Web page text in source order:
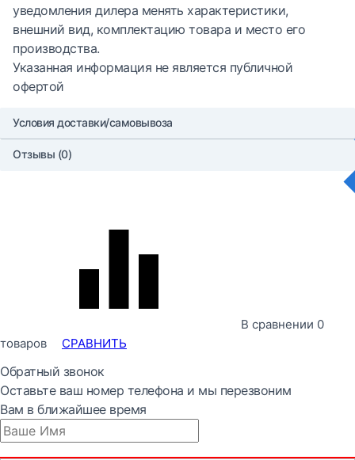
уведомления дилера менять характеристики,
внешний вид, комплектацию товара и место его
производства.
Указанная информация не является публичной
офертой
Условия доставки/самовывоза
Отзывы (0)
В сравнении 0
товаров
СРАВНИТЬ
Обратный звонок
Оставьте ваш номер телефона и мы перезвоним
Вам в ближайшее время